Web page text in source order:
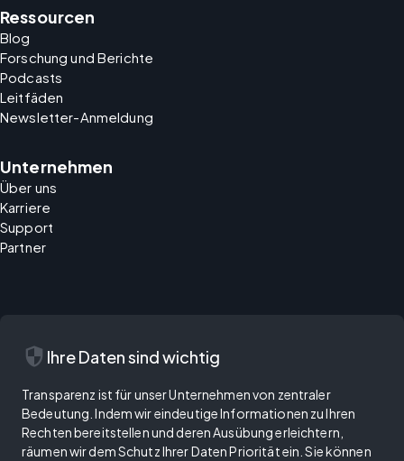
Ressourcen
Blog
Forschung und Berichte
Podcasts
Leitfäden
Newsletter-Anmeldung
Unternehmen
Über uns
Karriere
Support
Partner
security Ihre Daten sind wichtig
Transparenz ist für unser Unternehmen von zentraler
Bedeutung. Indem wir eindeutige Informationen zu Ihren
Rechten bereitstellen und deren Ausübung erleichtern,
räumen wir dem Schutz Ihrer Daten Priorität ein. Sie können